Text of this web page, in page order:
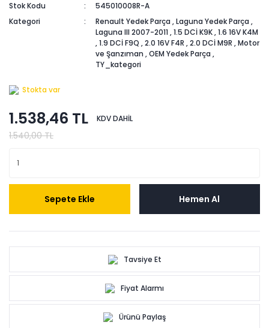
Stok Kodu
545010008R-A
Kategori
Renault Yedek Parça ,Laguna Yedek Parça ,
Laguna III 2007-2011,1.5 DCİ K9K,1.6 16V K4M
,1.9 DCİ F9Q ,2.0 16V F4R ,2.0 DCİ M9R ,Motor
ve Şanzıman ,OEM Yedek Parça ,
TY_kategori
Stokta var
1.538,46 TL KDV DAHİL
1.540,00 TL
Sepete Ekle Hemen Al
Tavsiye Et
Fiyat Alarmı
Ürünü Paylaş